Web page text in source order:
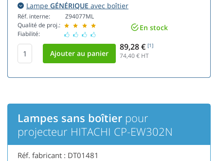
Lampe GÉNÉRIQUE avec boîtier
Réf. interne:
Qualité de proj.:
Fiabilité:
Z94077ML
En stock
89,28 € [1]
74,40€ HT
Lampes sans boîtier pour
projecteur HITACHI CP-EW302N
Réf. fabricant : DT01481